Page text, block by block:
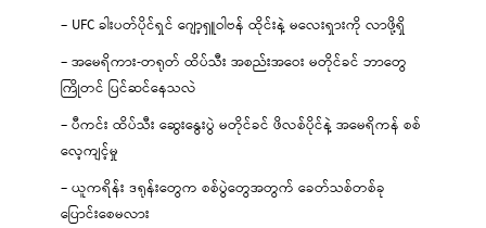
– UFC ခါးပတ်ပိုင်ရှင် ဂျော့ရှူဝါဗန် ထိုင်းနဲ့ မလေးရှားကို လာဖို့ရှိ
– အမေရိကား-တရုတ် ထိပ်သီး အစည်းအဝေး မတိုင်ခင် ဘာတွေ
ကြိုတင် ပြင်ဆင်နေသလဲ
– ပီကင်း ထိပ်သီး ဆွေးနွေးပွဲ မတိုင်ခင် ဖိလစ်ပိုင်နဲ့ အမေရိကန် စစ်
လေ့ကျင့်မှု
– ယူကရိန်း ဒရုန်းတွေက စစ်ပွဲတွေအတွက် ခေတ်သစ်တစ်ခု
ပြောင်းစေမလား